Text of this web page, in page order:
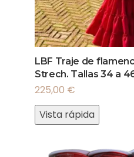
LBF Traje de
Strech. Tallas 34 a
225,00 €
Vista rápida